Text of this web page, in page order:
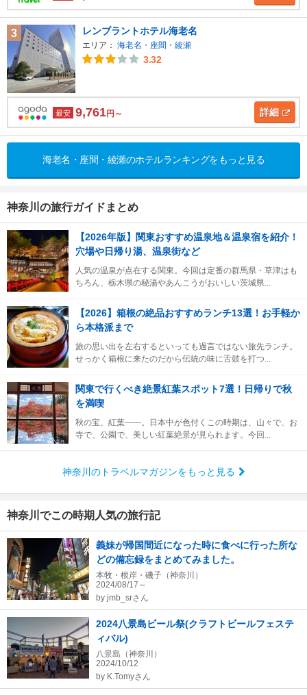
3 レンブラントホテル海老名
エリア： 海老名・座間・綾瀬
3.32
最安 9,761円～ 詳細
海老名・座間・綾瀬のホテルランキングをもっと見る
神奈川の旅行ガイドまとめ
【2026年版】関東おすすめ温泉地＆温泉宿を紹介！
穴場や日帰り湯、温泉街など
人気の温泉が点在する関東。今回は定番の群馬県・草津はも
ちろん、栃木県の秘湯やあんこうがおいしい茨城県...
【2026】箱根の絶品おすすめランチ13選！お手軽か
ら本格派まで
旅の思い出を左右するといっても過言ではない旅先ランチ。
せっかく箱根に来たのだから伝統の味に舌鼓を打つ...
関東で行くべき絶景紅葉スポット7選！日帰りで秋
を満喫
秋の宝、紅葉――。日本中が色付くこの時期は、山々で、お
寺で、公園で、美しい紅葉絶景が見られます。今回...
神奈川のトラベルマガジンをもっと見る
神奈川でこの時期人気の旅行記
義妹が帰国間近になった時に食べに行った所な
どの備忘録をまとめてみました。
本牧・根岸・磯子（神奈川）
2024/08/17～
by jmb_srさん
2024八景島ビール祭(クラフトビールフェステ
ィバル)
八景島（神奈川）
2024/10/12
by K.Tomyさん